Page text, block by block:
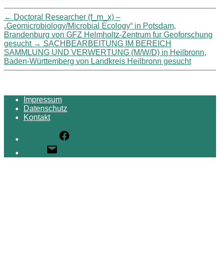
← Doctoral Researcher (f_m_x) –
„Geomicrobiology/Microbial Ecology“ in Potsdam,
Brandenburg von GFZ Helmholtz-Zentrum fur Geoforschung
gesucht → SACHBEARBEITUNG IM BEREICH
SAMMLUNG UND VERWERTUNG (M/W/D) in Heilbronn,
Baden-Württemberg von Landkreis Heilbronn gesucht
Impressum
Datenschutz
Kontakt